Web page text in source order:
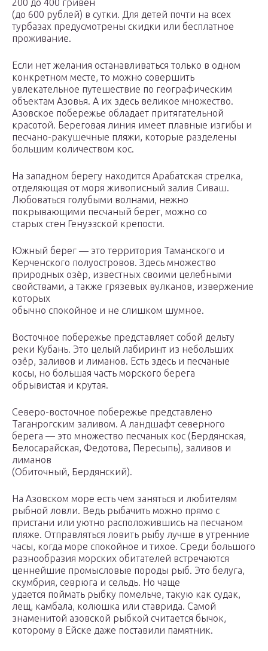
200 до 400 гривен
(до 600 рублей) в сутки. Для детей почти на всех
турбазах предусмотрены скидки или бесплатное
проживание.
Если нет желания останавливаться только в одном
конкретном месте, то можно совершить
увлекательное путешествие по географическим
объектам Азовья. А их здесь великое множество.
Азовское побережье обладает притягательной
красотой. Береговая линия имеет плавные изгибы и
песчано-ракушечные пляжи, которые разделены
большим количеством кос.
На западном берегу находится Арабатская стрелка,
отделяющая от моря живописный залив Сиваш.
Любоваться голубыми волнами, нежно
покрывающими песчаный берег, можно со
старых стен Генуэзской крепости.
Южный берег — это территория Таманского и
Керченского полуостровов. Здесь множество
природных озёр, известных своими целебными
свойствами, а также грязевых вулканов, извержение
которых
обычно спокойное и не слишком шумное.
Восточное побережье представляет собой дельту
реки Кубань. Это целый лабиринт из небольших
озёр, заливов и лиманов. Есть здесь и песчаные
косы, но большая часть морского берега
обрывистая и крутая.
Северо-восточное побережье представлено
Таганрогским заливом. А ландшафт северного
берега — это множество песчаных кос (Бердянская,
Белосарайская, Федотова, Пересыпь), заливов и
лиманов
(Обиточный, Бердянский).
На Азовском море есть чем заняться и любителям
рыбной ловли. Ведь рыбачить можно прямо с
пристани или уютно расположившись на песчаном
пляже. Отправляться ловить рыбу лучше в утренние
часы, когда море спокойное и тихое. Среди большого
разнообразия морских обитателей встречаются
ценнейшие промысловые породы рыб. Это белуга,
скумбрия, севрюга и сельдь. Но чаще
удается поймать рыбку помельче, такую как судак,
лещ, камбала, колюшка или ставрида. Самой
знаменитой азовской рыбкой считается бычок,
которому в Ейске даже поставили памятник.